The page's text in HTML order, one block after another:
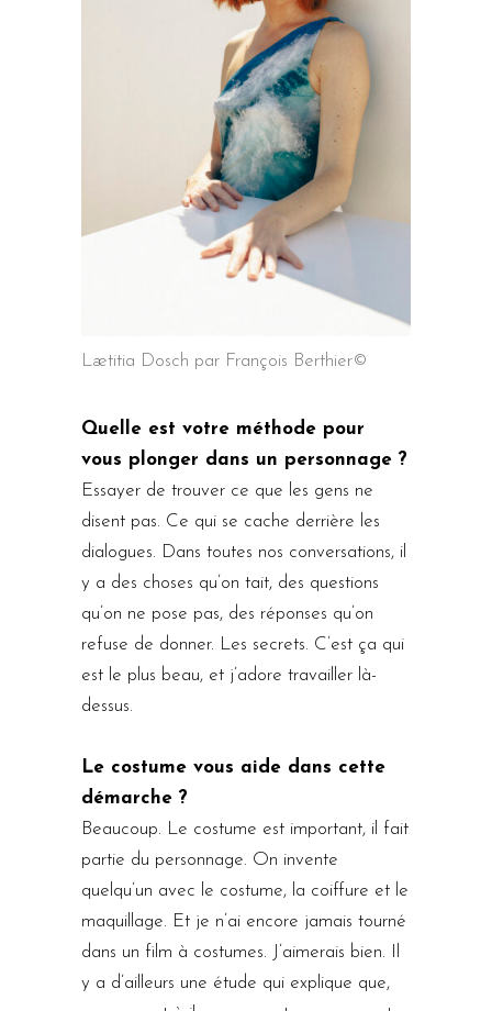
Lætitia Dosch par François Berthier©
Quelle est votre méthode pour
vous plonger dans un personnage ?
Essayer de trouver ce que les gens ne
disent pas. Ce qui se cache derrière les
dialogues. Dans toutes nos conversations, il
y a des choses qu’on tait, des questions
qu’on ne pose pas, des réponses qu’on
refuse de donner. Les secrets. C’est ça qui
est le plus beau, et j’adore travailler là-
dessus.
Le costume vous aide dans cette
démarche ?
Beaucoup. Le costume est important, il fait
partie du personnage. On invente
quelqu’un avec le costume, la coiffure et le
maquillage. Et je n’ai encore jamais tourné
dans un film à costumes. J’aimerais bien. Il
y a d’ailleurs une étude qui explique que,